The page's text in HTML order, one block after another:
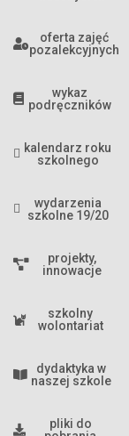
oferta zajęć
pozalekcyjnych
wykaz
podręczników
kalendarz roku
szkolnego
wydarzenia
szkolne 19/20
projekty,
innowacje
szkolny
wolontariat
dydaktyka w
naszej szkole
pliki do